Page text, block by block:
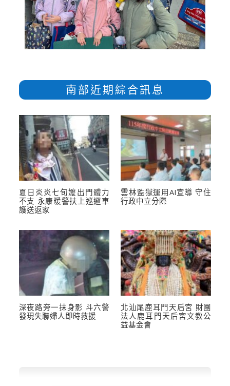
南部近期綜合訊息
夏日炎炎七旬嬤出門體力
不支 永康暖警扶上巡邏車
護送返家
雲林監獄運用AI宣導 守住
行政中立分際
深夜路旁一抹身影 斗六警
發現失聯婦人即時救援
北汕尾鹿耳門天后宮 財團
法人鹿耳門天后宮文教公
益基金會